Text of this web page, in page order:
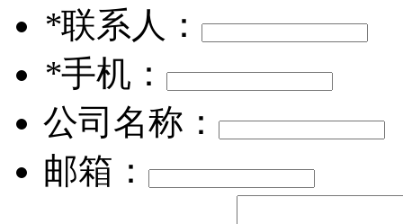
*联系人：
*手机：
公司名称：
邮箱：